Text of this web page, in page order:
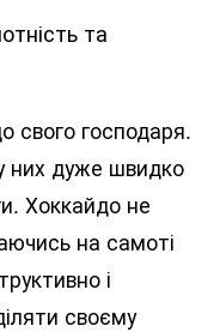
та
свого господаря.
них дуже швидко
Хоккайдо не
на самоті
і
своєму